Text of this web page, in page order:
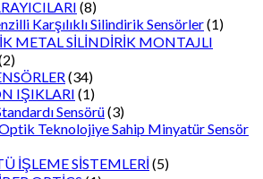
(8)
Karşılıklı Silindirik Sensörler(1)
METAL SİLİNDİRİK MONTAJLI
(34)
IŞIKLARI (1)
Sensörü(3)
Teknolojiye Sahip Minyatür Sensör
İŞLEME SİSTEMLERİ (5)